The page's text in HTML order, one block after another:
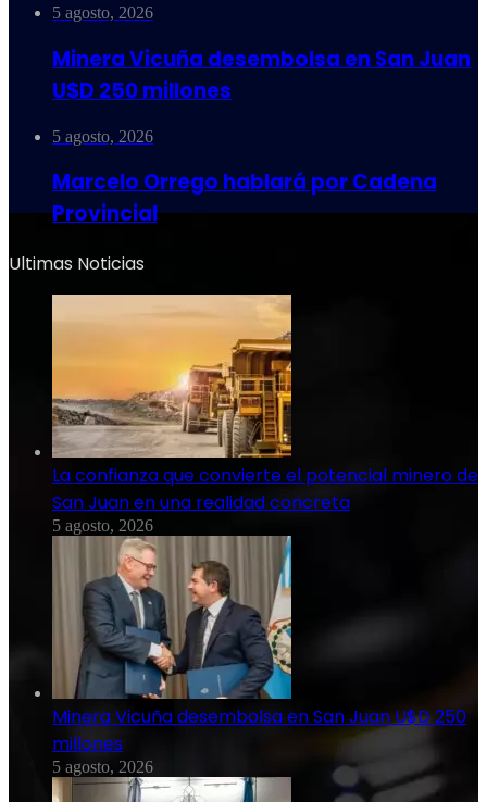
5 agosto, 2026
Minera Vicuña desembolsa en San Juan
U$D 250 millones
5 agosto, 2026
Marcelo Orrego hablará por Cadena
Provincial
Ultimas Noticias
La confianza que convierte el potencial minero de
San Juan en una realidad concreta
5 agosto, 2026
Minera Vicuña desembolsa en San Juan U$D 250
millones
5 agosto, 2026